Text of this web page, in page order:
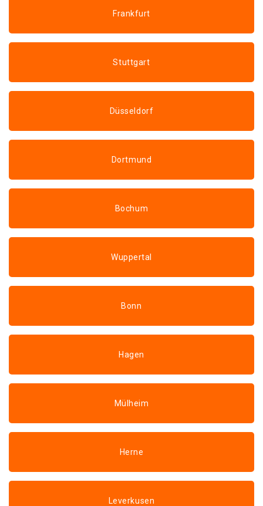
Frankfurt
Stuttgart
Düsseldorf
Dortmund
Bochum
Wuppertal
Bonn
Hagen
Mülheim
Herne
Leverkusen